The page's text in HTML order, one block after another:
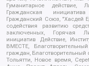
Гуманитарное действие,
Гражданская
Гражданский Союз, "Хасдей
содействия развитию
заключенных, Горячая
инициатив Действие,
ВМЕСТЕ,
граждан,
Тольятти, Новое время,